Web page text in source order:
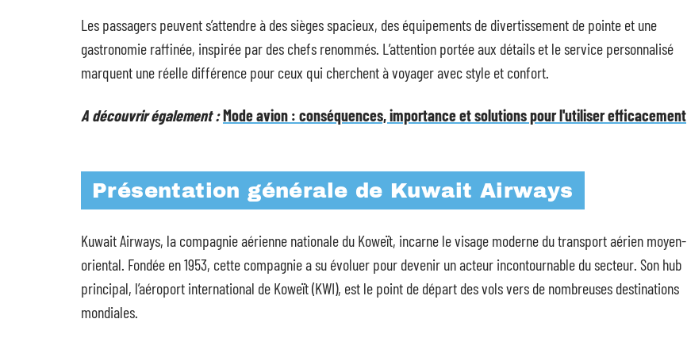
Les passagers peuvent s’attendre à des sièges spacieux, des équipements de divertissement de pointe et une
gastronomie raffinée, inspirée par des chefs renommés. L’attention portée aux détails et le service personnalisé
marquent une réelle différence pour ceux qui cherchent à voyager avec style et confort.
A découvrir également :Mode avion : conséquences, importance et solutions pour l'utiliser efficacement
Présentation générale de Kuwait Airways
Kuwait Airways, la compagnie aérienne nationale du Koweït, incarne le visage moderne du transport aérien moyen-
oriental. Fondée en 1953, cette compagnie a su évoluer pour devenir un acteur incontournable du secteur. Son hub
principal, l’aéroport international de Koweït (KWI), est le point de départ des vols vers de nombreuses destinations
mondiales.